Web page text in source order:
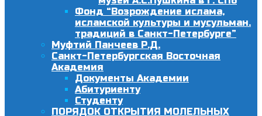
Фонд “Возрождение ислама,
исламской культуры и мусульман.
традиций в Санкт-Петербурге”
Муфтий Панчеев Р.Д.
Санкт-Петербургская Восточная
Академия
Документы Академии
Абитуриенту
Студенту
ПОРЯДОК ОТКРЫТИЯ МОЛЕЛЬНЫХ